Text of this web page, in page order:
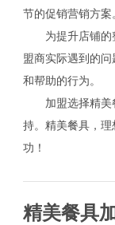
节的促销营销方案
为提升店铺的整
盟商实际遇到的
和帮助的行为。
加盟选择精美餐
持。精美餐具，
功！
精美餐具